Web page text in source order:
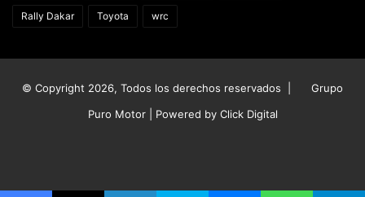
Rally Dakar Toyota wrc
© Copyright 2026, Todos los derechos reservados |
Grupo
Puro Motor | Powered by Click Digital